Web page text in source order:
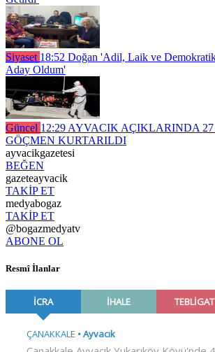
Siyaset 18:52 Doğan 'Adil, Laik ve
Aday Oldum'
Güncel 12:29 AYVACIK AÇIKLARINDA
GÖÇMEN KURTARILDI
ayvacikgazetesi
BEĞEN
gazeteayvacik
TAKİP ET
medyabogaz
TAKİP ET
@bogazmedyatv
ABONE OL
Resmî İlanlar